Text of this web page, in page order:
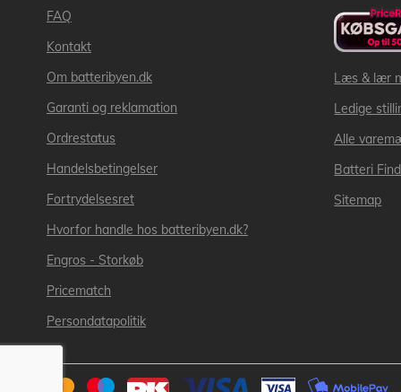
FAQ
Kontakt
Om batteribyen.dk
Garanti og reklamation
Ordrestatus
Handelsbetingelser
Fortrydelsesret
Hvorfor handle hos batteribyen.dk?
Engros - Storkøb
Pricematch
Persondatapolitik
Læs & lær
Ledige
Alle
Batteri
Sitemap